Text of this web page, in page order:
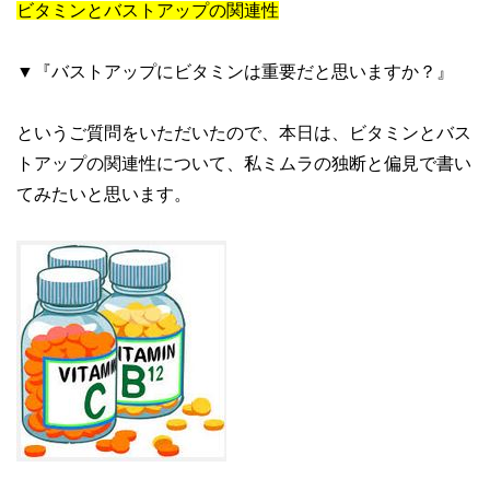
ビタミンとバストアップの関連性
▼『バストアップにビタミンは重要だと思いますか？』
というご質問をいただいたので、本日は、ビタミンとバス
トアップの関連性について、私ミムラの独断と偏見で書い
てみたいと思います。